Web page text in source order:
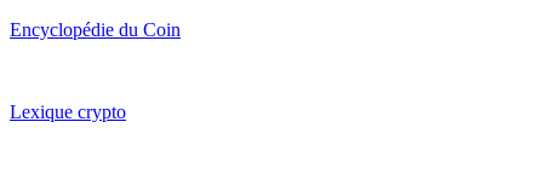
Encyclopédie du Coin
Lexique crypto